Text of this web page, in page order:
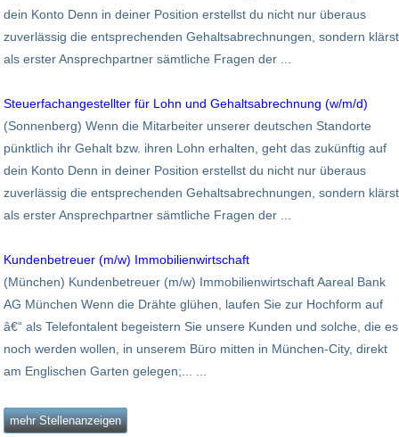
dein Konto Denn in deiner Position erstellst du nicht nur überaus
zuverlässig die entsprechenden Gehaltsabrechnungen, sondern klärst
als erster Ansprechpartner sämtliche Fragen der ...
Steuerfachangestellter für Lohn und Gehaltsabrechnung (w/m/d)
(Sonnenberg) Wenn die Mitarbeiter unserer deutschen Standorte
pünktlich ihr Gehalt bzw. ihren Lohn erhalten, geht das zukünftig auf
dein Konto Denn in deiner Position erstellst du nicht nur überaus
zuverlässig die entsprechenden Gehaltsabrechnungen, sondern klärst
als erster Ansprechpartner sämtliche Fragen der ...
Kundenbetreuer (m/w) Immobilienwirtschaft
(München) Kundenbetreuer (m/w) Immobilienwirtschaft Aareal Bank
AG München Wenn die Drähte glühen, laufen Sie zur Hochform auf
â€“ als Telefontalent begeistern Sie unsere Kunden und solche, die es
noch werden wollen, in unserem Büro mitten in München-City, direkt
am Englischen Garten gelegen;... ...
mehr Stellenanzeigen